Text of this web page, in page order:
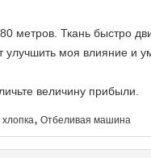
метров. Ткань быстро
моя влияние и
величину прибыли.
, Отбеливая машина